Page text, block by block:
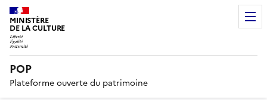
MINISTÈRE
DE LA CULTURE
POP
Plateforme ouverte du patrimoine